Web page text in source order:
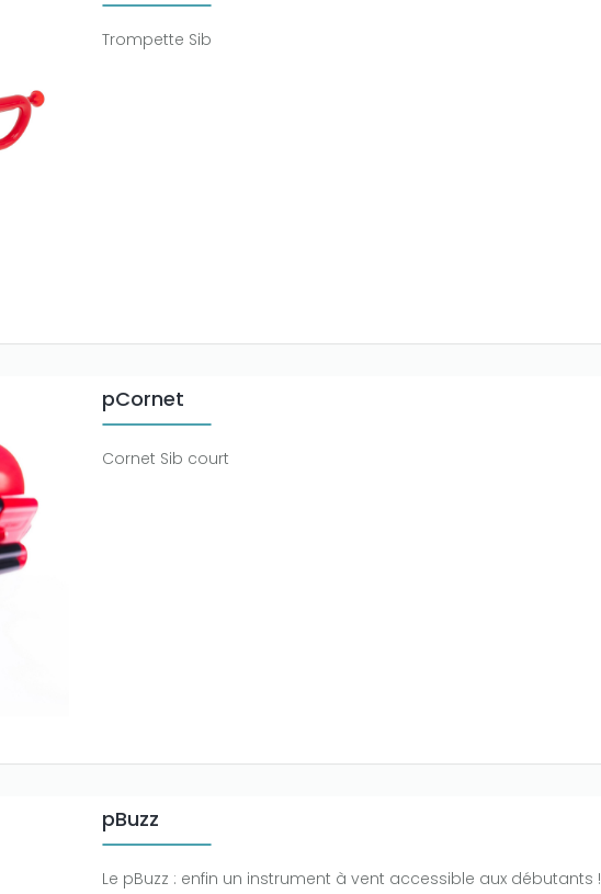
Trompette Sib
pCornet
Cornet Sib court
pBuzz
Le pBuzz : enfin un instrument à vent accessible aux débutants !